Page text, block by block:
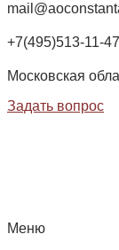
+7(495)513-11-47
Московская
Задать вопрос
Меню